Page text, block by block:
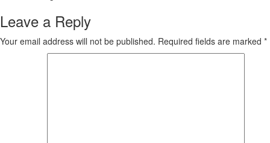
Leave a Reply
Your email address will not be published. Required fields are marked *